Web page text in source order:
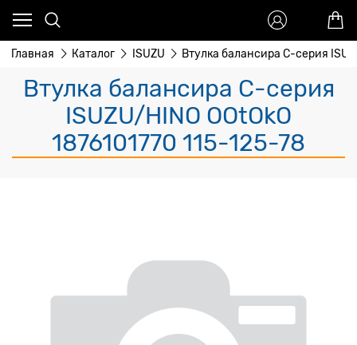
Главная Каталог ISUZU Втулка балансира C-серия
Втулка балансира C-серия
ISUZU/HINO OOtOkO
1876101770 115-125-78